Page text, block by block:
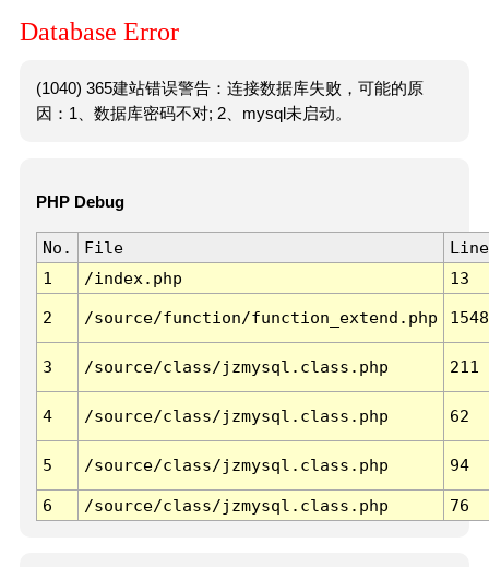
Database Error
(1040) 365建站错误警告：连接数据库失败，可能的原
因：1、数据库密码不对; 2、mysql未启动。
PHP Debug
No. File
Line
1
/index.php 13
2 /source/function/function_extend.php 1548
3 /source/class/jzmysql.class.php 211
4 /source/class/jzmysql.class.php 62
5 /source/class/jzmysql.class.php 94
6 /source/class/jzmysql.class.php 76